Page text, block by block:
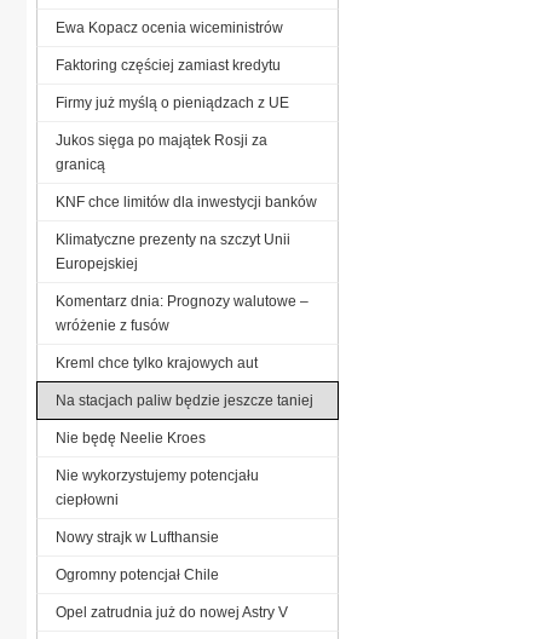
Ewa Kopacz ocenia wiceministrów
Faktoring częściej zamiast kredytu
Firmy już myślą o pieniądzach z UE
Jukos sięga po majątek Rosji za
granicą
KNF chce limitów dla inwestycji banków
Klimatyczne prezenty na szczyt Unii
Europejskiej
Komentarz dnia: Prognozy walutowe –
wróżenie z fusów
Kreml chce tylko krajowych aut
Na stacjach paliw będzie jeszcze taniej
Nie będę Neelie Kroes
Nie wykorzystujemy potencjału
ciepłowni
Nowy strajk w Lufthansie
Ogromny potencjał Chile
Opel zatrudnia już do nowej Astry V